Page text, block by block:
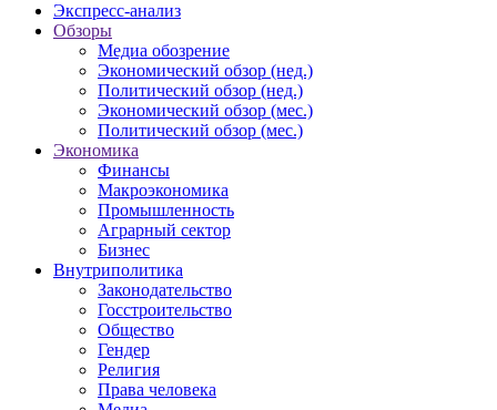
Экспресс-анализ
Обзоры
Медиа обозрение
Экономический обзор (нед.)
Политический обзор (нед.)
Экономический обзор (мес.)
Политический обзор (мес.)
Экономика
Финансы
Макроэкономика
Промышленность
Аграрный сектор
Бизнес
Внутриполитика
Законодательство
Госстроительство
Общество
Гендер
Религия
Права человека